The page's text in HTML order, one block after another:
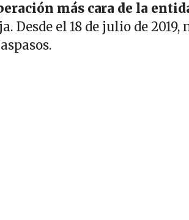
más cara de la
Desde el 18 de julio de